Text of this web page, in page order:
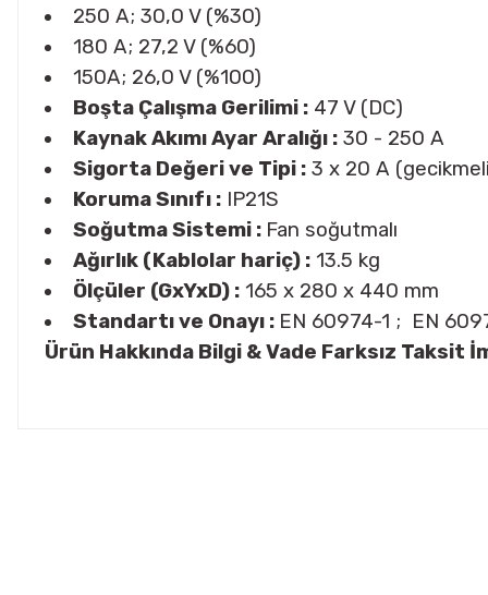
250 A; 30,0 V (%30)
180 A; 27,2 V (%60)
150A; 26,0 V (%100)
Boşta Çalışma Gerilimi :47 V (DC)
Kaynak Akımı Ayar Aralığı :30 - 250 A
Sigorta Değeri ve Tipi :3 x 20 A
Koruma Sınıfı :IP21S
Soğutma Sistemi : Fan soğutmalı
Ağırlık (Kablolar hariç) :13.5 kg
Ölçüler (GxYxD) :165 x 280 x 440 mm
Standartı ve Onayı : EN 60974-1 ; EN
Ürün Hakkında Bilgi & Vade Farksız